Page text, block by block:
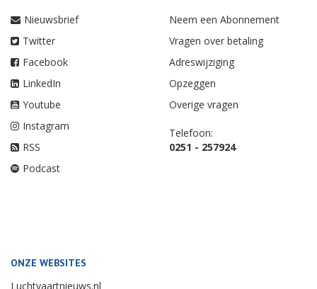
Nieuwsbrief
Twitter
Facebook
LinkedIn
Youtube
Instagram
RSS
Podcast
Neem een Abonnement
Vragen over betaling
Adreswijziging
Opzeggen
Overige vragen
Telefoon:
0251 - 257924
ONZE WEBSITES
Luchtvaartnieuws.nl